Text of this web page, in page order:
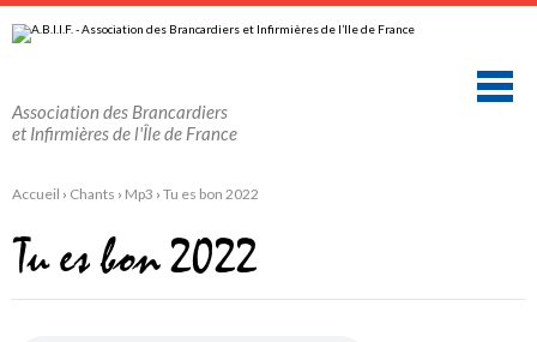
au
contenu.
navigation
personnels
Association des Brancardiers
et Infirmières de l'Île de France
Accueil › Chants › Mp3 › Tu es bon 2022
Tu es bon 2022